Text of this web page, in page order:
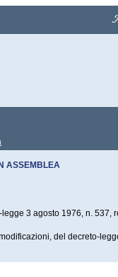
ASSEMBLEA
3 agosto 1976, n.
del decreto-